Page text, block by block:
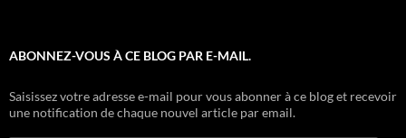
ABONNEZ-VOUS À CE BLOG PAR E-MAIL.
Saisissez votre adresse e-mail pour vous abonner à ce blog et recevoir
une notification de chaque nouvel article par email.